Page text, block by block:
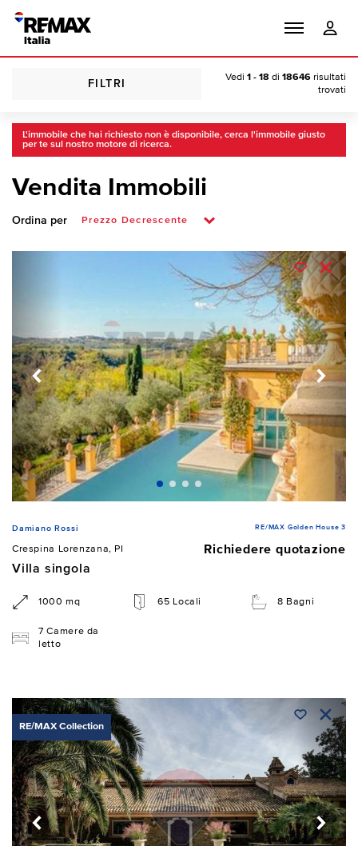
FILTRI
Vedi 1 - 18 di 18646 risultati
trovati
L'immobile che hai richiesto non è disponibile, cerca l'immobile giusto
per te sul nostro motore di ricerca.
Vendita Immobili
Ordina per
Damiano Rossi RE/MAX Golden House 3
Crespina Lorenzana, PI
Richiedere quotazione
Villa singola
1000 mq 65 Locali 8 Bagni
7 Camere da
letto
RE/MAX Collection